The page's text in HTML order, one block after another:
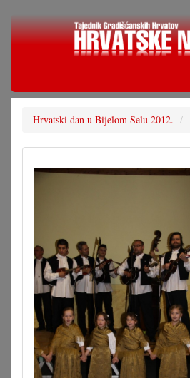
Skoči
Hrvatski dan u Bijelom Selu 2012.